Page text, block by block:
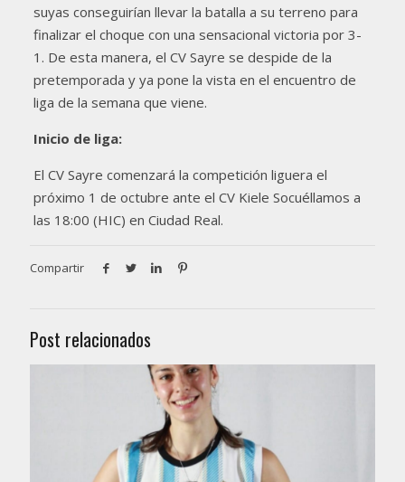
suyas conseguirían llevar la batalla a su terreno para
finalizar el choque con una sensacional victoria por 3-
1. De esta manera, el CV Sayre se despide de la
pretemporada y ya pone la vista en el encuentro de
liga de la semana que viene.
Inicio de liga:
El CV Sayre comenzará la competición liguera el
próximo 1 de octubre ante el CV Kiele Socuéllamos a
las 18:00 (HIC) en Ciudad Real.
Compartir
Post relacionados